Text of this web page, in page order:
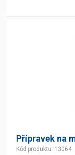
Přípravek na
Kód produktu: 13064